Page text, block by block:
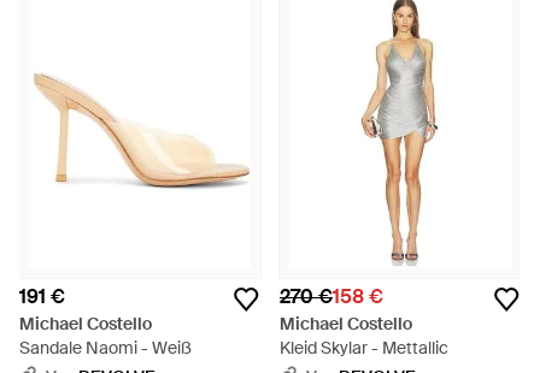
191 €
Michael Costello
Sandale Naomi - Weiß
270 €158 €
Michael Costello
Kleid Skylar - Mettallic